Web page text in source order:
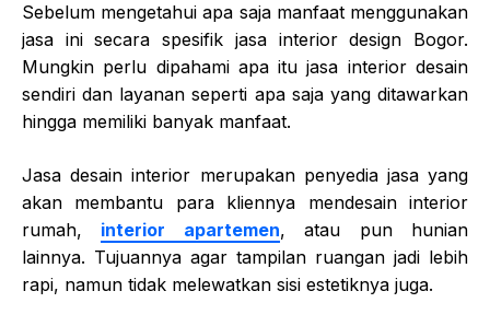
Sebelum mengetahui apa saja manfaat menggunakan
jasa ini secara spesifik jasa interior design Bogor.
Mungkin perlu dipahami apa itu jasa interior desain
sendiri dan layanan seperti apa saja yang ditawarkan
hingga memiliki banyak manfaat.
Jasa desain interior merupakan penyedia jasa yang
akan membantu para kliennya mendesain interior
rumah, interior apartemen, atau pun hunian
lainnya. Tujuannya agar tampilan ruangan jadi lebih
rapi, namun tidak melewatkan sisi estetiknya juga.